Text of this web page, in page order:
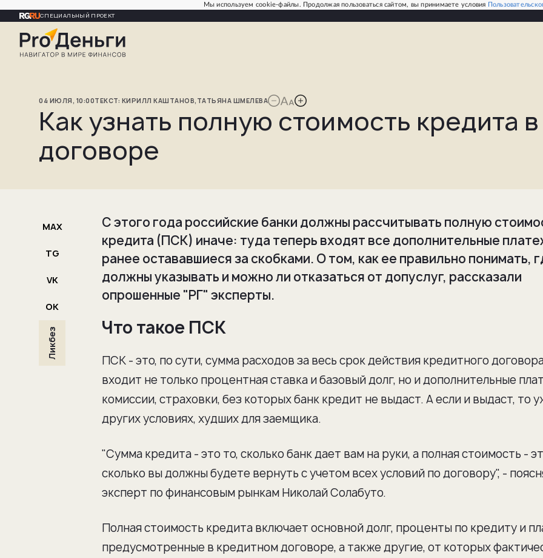
Мы используем cookie-файлы. Продолжая пользоваться сайтом, вы принимаете условия
СПЕЦИАЛЬНЫЙ ПРОЕКТ
04 ИЮЛЯ , 10:00 КИРИЛЛ КАШТАНОВ, ТАТЬЯНА ШМЕЛЕВА
Как узнать полную стоимость кредита в
договоре
С этого года российские банки должны рассчитывать полную
кредита (ПСК) иначе: туда теперь входят все дополнительные
ранее остававшиеся за скобками. О том, как ее правильно понимать,
должны указывать и можно ли отказаться от допуслуг, рассказали
опрошенные "РГ" эксперты.
Что такое ПСК
ПСК - это, по сути, сумма расходов за весь срок действия кредитного
входит не только процентная ставка и базовый долг, но и дополнительные
комиссии, страховки, без которых банк кредит не выдаст. А если и выдаст, то
других условиях, худших для заемщика.
"Сумма кредита - это то, сколько банк дает вам на руки, а полная стоимость -
сколько вы должны будете вернуть с учетом всех условий по договору", -
эксперт по финансовым рынкам Николай Солабуто.
Полная стоимость кредита включает основной долг, проценты по кредиту и
предусмотренные в кредитном договоре, а также другие, от которых
MAX
TG
VK
OK
Ликбез